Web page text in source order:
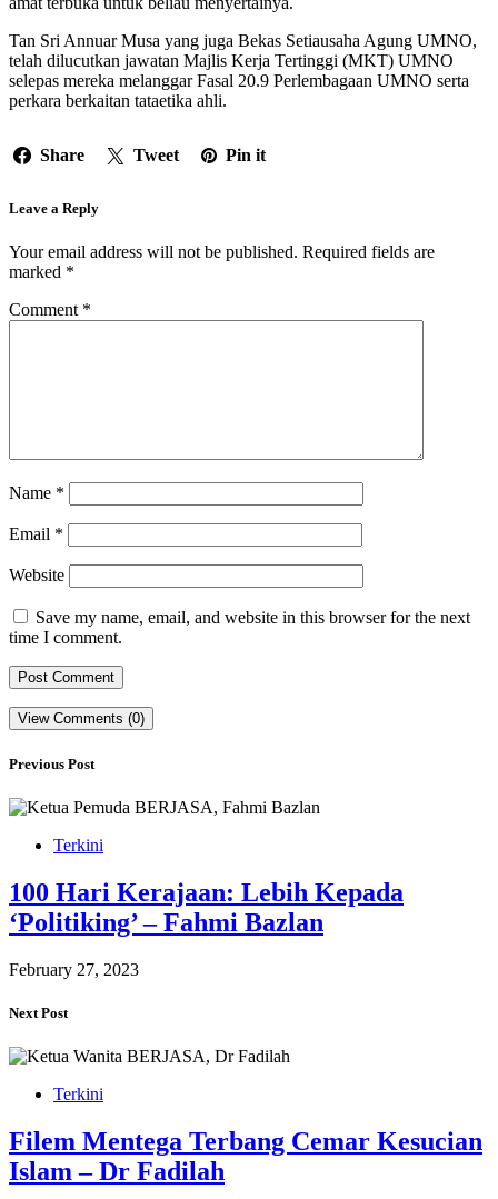
Tan Sri Annuar Musa yang juga Bekas Setiausaha Agung UMNO,
telah dilucutkan jawatan Majlis Kerja Tertinggi (MKT) UMNO
selepas mereka melanggar Fasal 20.9 Perlembagaan UMNO serta
perkara berkaitan tataetika ahli.
Share Tweet Pin it
Leave a Reply
Your email address will not be published. Required fields are
marked *
Comment *
Name *
Email *
Website
Save my name, email, and website in this browser for the next
time I comment.
View Comments (0)
Previous Post
Terkini
100 Hari Kerajaan: Lebih Kepada
‘Politiking’ – Fahmi Bazlan
February 27, 2023
Next Post
Terkini
Filem Mentega Terbang Cemar Kesucian
Islam – Dr Fadilah